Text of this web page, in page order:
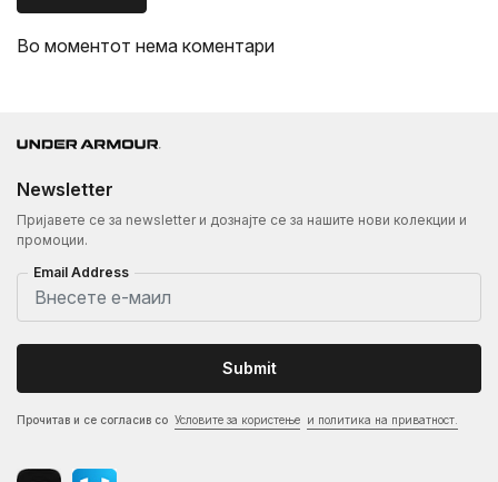
Во моментот нема коментари
Newsletter
Пријавете се за newsletter и дознајте се за нашите нови колекции и
промоции.
Email Address
Submit
Прочитав и се согласив со Условите за користење и политика на приватност.